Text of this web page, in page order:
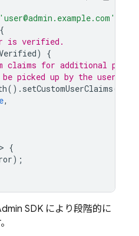
'user@admin.example.com'
{
is verified.
)
{
claims for additional
picked up by the user on
(). setCustomUserClaims(
,
> {
);
SDK により段階的に